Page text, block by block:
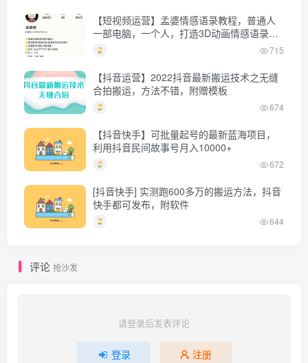
【短视频运营】孟婆情感语录教程，普通人
一部电脑，一个人，打造3D动画情感语录账
号
715
【抖音运营】2022抖音最新搬运技术之无缝
合拍搬运，方法不错，附赠模板
674
【抖音快手】可批量起号的最新蓝海项目，
利用抖音民间故事号月入10000+
672
[抖音快手] 实测跑600多万的搬运方法，抖音
快手都可发布，附软件
644
评论 抢沙发
请登录后发表评论
登录 注册